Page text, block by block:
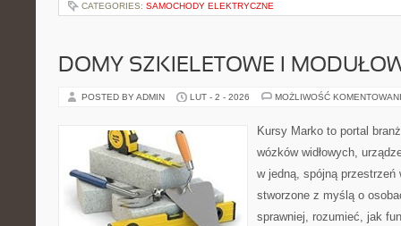
CATEGORIES: SAMOCHODY ELEKTRYCZNE
DOMY SZKIELETOWE I
POSTED BY ADMIN LUT - 2 - 2026 MOŻLIWOŚĆ
Kursy Marko to portal
wózków widłowych,
w jedną, spójną przestrzeń
stworzone z myślą o
sprawniej, rozumieć, jak